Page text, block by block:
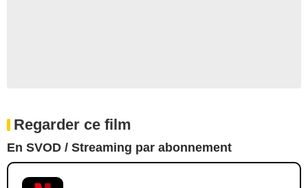
Regarder ce film
En SVOD / Streaming par abonnement